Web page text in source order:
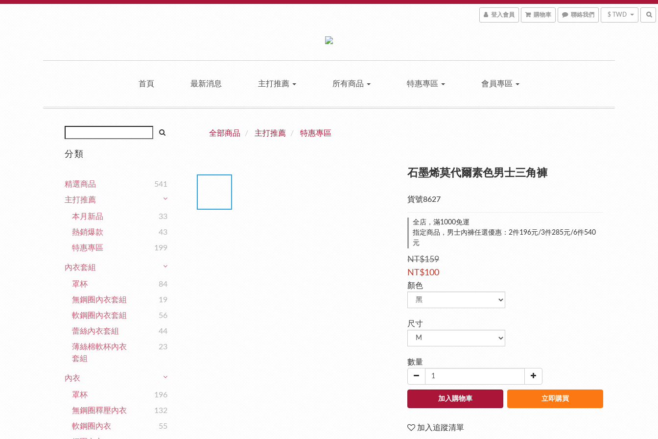
登入會員 購物車 聯絡我們 $ TWD
首頁 最新消息 主打推薦 所有商品 特惠專區 會員專區
分類
精選商品
541
主打推薦
本月新品
33
熱銷爆款
43
特惠專區
199
內衣套組
罩杯
84
無鋼圈內衣套組
19
軟鋼圈內衣套組
56
蕾絲內衣套組
44
薄絲棉軟杯內衣
套組
23
內衣
罩杯
196
無鋼圈釋壓內衣
132
軟鋼圈內衣
55
全部商品 主打推薦 特惠專區
石墨烯莫代爾素色男士三角褲
貨號8627
全店，滿1000免運
指定商品，男士內褲任選優惠：2件196元/3件285元/6件540
元
NT$159
NT$100
顏色
尺寸
數量
加入購物車 立即購買
加入追蹤清單